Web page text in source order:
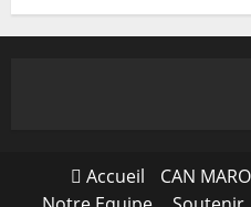
Accueil CAN